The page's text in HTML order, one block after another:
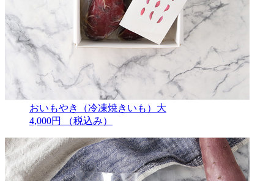
おいもやき（冷凍焼きいも）大
4,000円
（税込み）